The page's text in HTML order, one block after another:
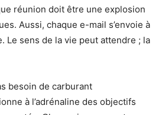
réunion doit être une explosion
Aussi, chaque e-mail s’envoie à
Le sens de la vie peut attendre ; la
besoin de carburant
à l’adrénaline des objectifs